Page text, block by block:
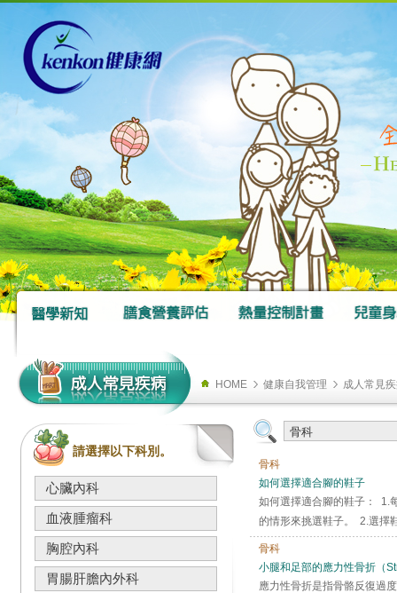
HOME 健康自我管理 成人常見
請選擇以下科別。
心臟內科
血液腫瘤科
胸腔內科
胃腸肝膽內外科
骨科
如何選擇適合腳的鞋子
如何選擇適合腳的鞋子： 1.
的情形來挑選鞋子。 2.選擇
骨科
小腿和足部的應力性骨折（
應力性骨折是指骨骼反復過